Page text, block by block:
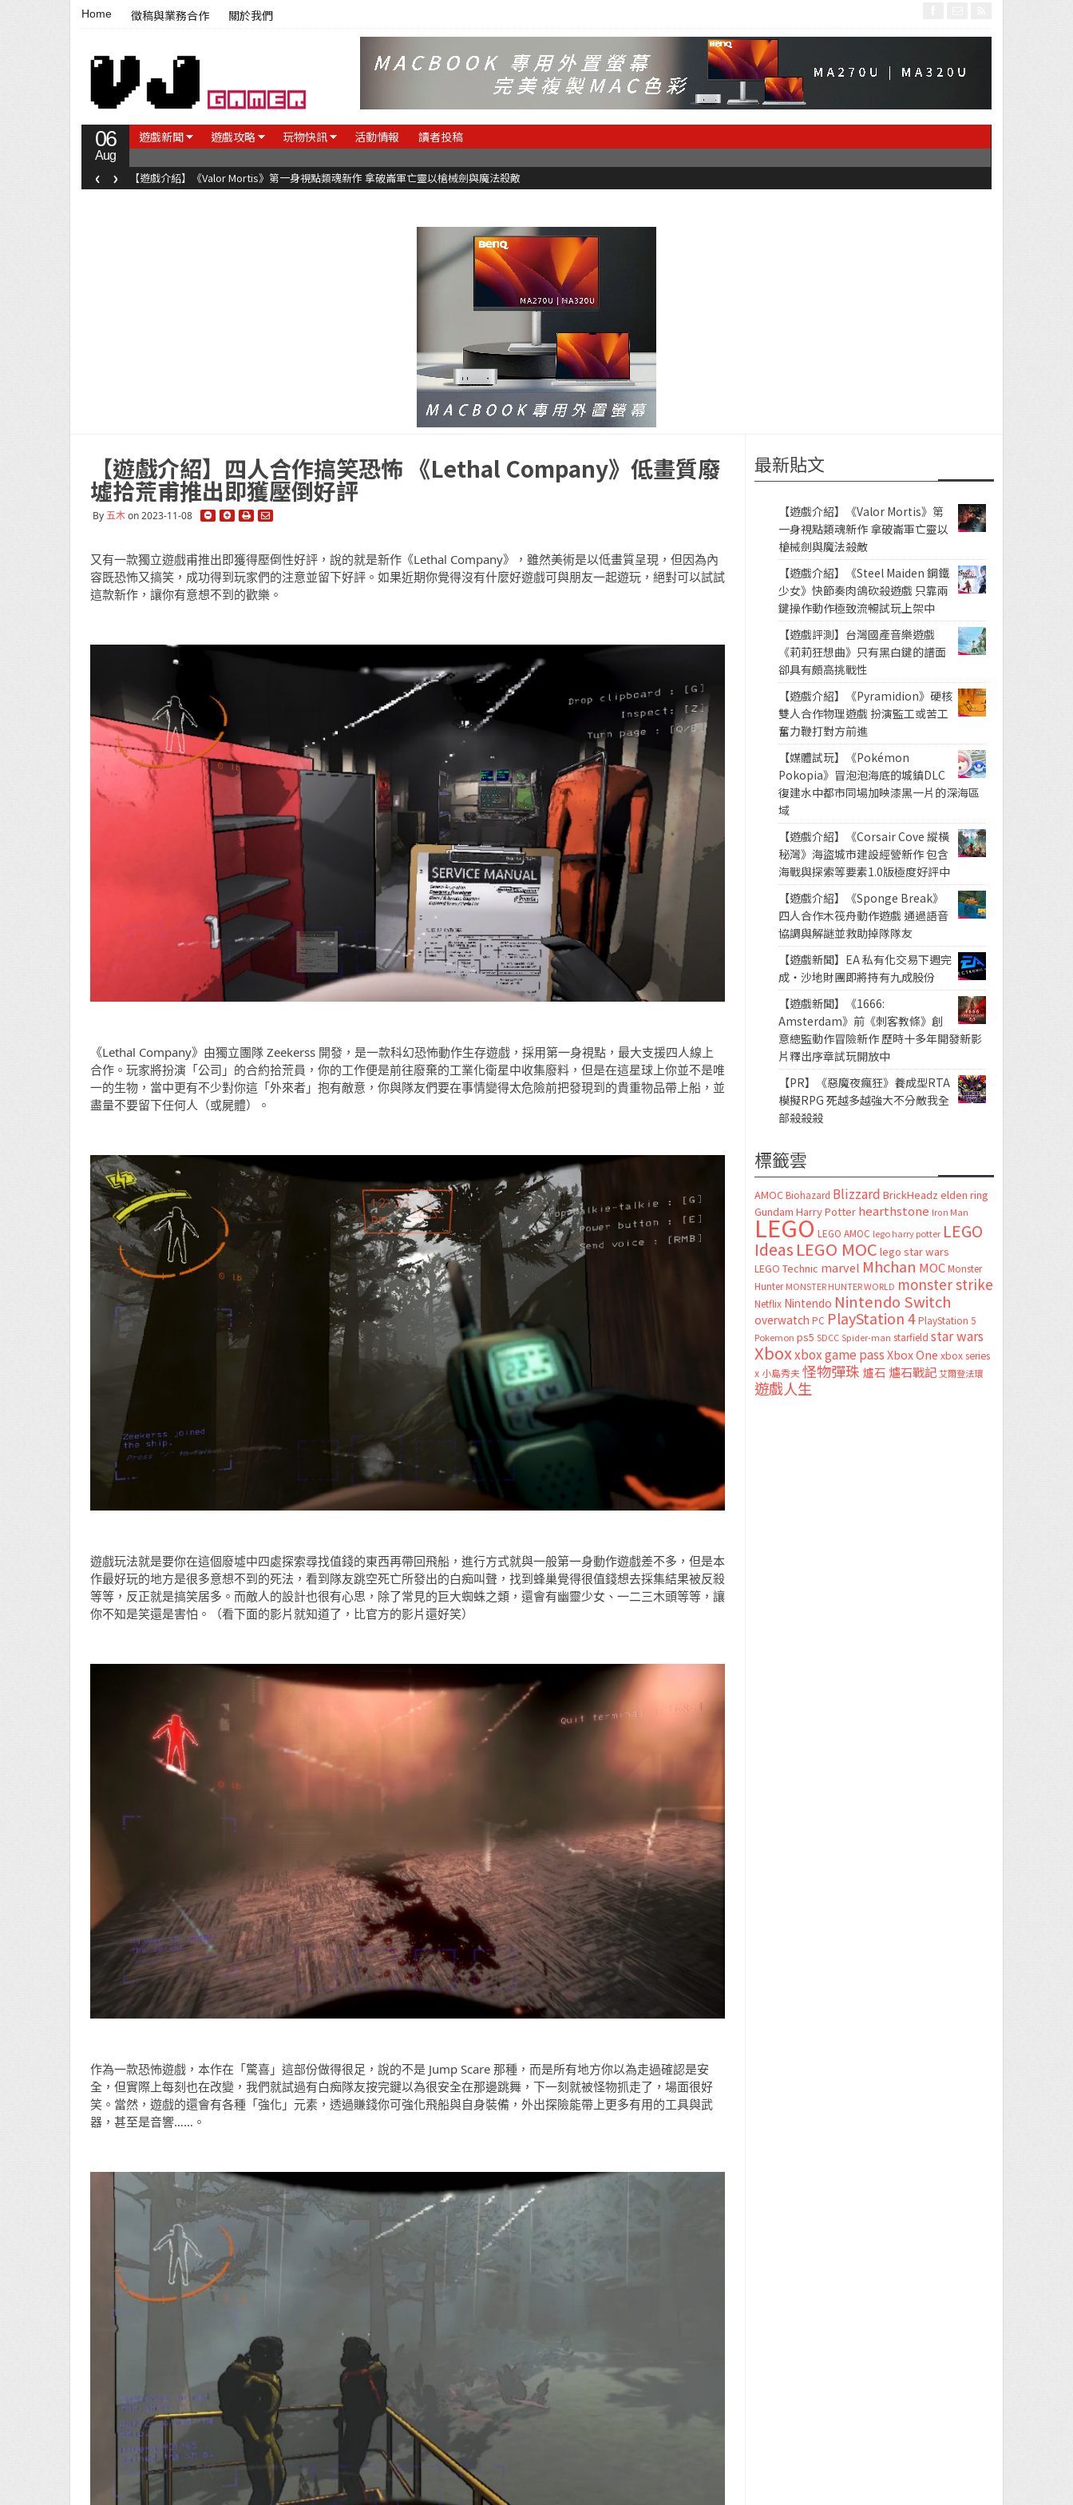
Home 徵稿與業務合作 關於我們
06
Aug
遊戲新聞 遊戲攻略 玩物快訊 活動情報 讀者投稿
【遊戲介紹】《Valor Mortis》第一身視點類魂新作 拿破崙軍亡靈以槍械劍與魔法殺敵
‹ ›
【遊戲介紹】四人合作搞笑恐怖 《Lethal Company》低畫質廢
墟拾荒甫推出即獲壓倒好評
By五木on 2023-11-08
又有一款獨立遊戲甫推出即獲得壓倒性好評，說的就是新作《Lethal Company》，雖然美術是以低畫質呈現，但因為內
容既恐怖又搞笑，成功得到玩家們的注意並留下好評。如果近期你覺得沒有什麼好遊戲可與朋友一起遊玩，絕對可以試試
這款新作，讓你有意想不到的歡樂。
《Lethal Company》由獨立團隊 Zeekerss 開發，是一款科幻恐怖動作生存遊戲，採用第一身視點，最大支援四人線上
合作。玩家將扮演「公司」的合約拾荒員，你的工作便是前往廢棄的工業化衛星中收集廢料，但是在這星球上你並不是唯
一的生物，當中更有不少對你這「外來者」抱有敵意，你與隊友們要在事情變得太危險前把發現到的貴重物品帶上船，並
盡量不要留下任何人（或屍體）。
遊戲玩法就是要你在這個廢墟中四處探索尋找值錢的東西再帶回飛船，進行方式就與一般第一身動作遊戲差不多，但是本
作最好玩的地方是很多意想不到的死法，看到隊友跳空死亡所發出的白痴叫聲，找到蜂巢覺得很值錢想去採集結果被反殺
等等，反正就是搞笑居多。而敵人的設計也很有心思，除了常見的巨大蜘蛛之類，還會有幽靈少女、一二三木頭等等，讓
你不知是笑還是害怕。（看下面的影片就知道了，比官方的影片還好笑）
作為一款恐怖遊戲，本作在「驚喜」這部份做得很足，說的不是 Jump Scare 那種，而是所有地方你以為走過確認是安
全，但實際上每刻也在改變，我們就試過有白痴隊友按完鍵以為很安全在那邊跳舞，下一刻就被怪物抓走了，場面很好
笑。當然，遊戲的還會有各種「強化」元素，透過賺錢你可強化飛船與自身裝備，外出探險能帶上更多有用的工具與武
器，甚至是音響……。
最新貼文
【遊戲介紹】《Valor Mortis》第
一身視點類魂新作 拿破崙軍亡靈以
槍械劍與魔法殺敵
【遊戲介紹】《Steel Maiden 鋼鐵
少女》快節奏肉鴿砍殺遊戲 只靠兩
鍵操作動作極致流暢試玩上架中
【遊戲評測】台灣國產音樂遊戲
《莉莉狂想曲》只有黑白鍵的譜面
卻具有頗高挑戰性
【遊戲介紹】《Pyramidion》硬核
雙人合作物理遊戲 扮演監工或苦工
奮力鞭打對方前進
【媒體試玩】《Pokémon
Pokopia》冒泡泡海底的城鎮DLC
復建水中都市同場加映漆黑一片的深海區
域
【遊戲介紹】《Corsair Cove 縱橫
秘灣》海盜城市建設經營新作 包含
海戰與探索等要素1.0版極度好評中
【遊戲介紹】《Sponge Break》
四人合作木筏舟動作遊戲 通過語音
協調與解謎並救助掉隊隊友
【遊戲新聞】EA 私有化交易下週完
成・沙地財團即將持有九成股份
【遊戲新聞】《1666:
Amsterdam》前《刺客教條》創
意總監動作冒險新作 歷時十多年開發新影
片釋出序章試玩開放中
【PR】《惡魔夜瘋狂》養成型RTA
模擬RPG 死越多越強大不分敵我全
部殺殺殺
標籤雲
AMOC Biohazard Blizzard BrickHeadz elden ring
Gundam Harry Potter hearthstone Iron Man
LEGO LEGO AMOC lego harry potter LEGO
Ideas LEGO MOC lego star wars
LEGO Technic marvel Mhchan MOC Monster
Hunter MONSTER HUNTER WORLD monster strike
Netflix Nintendo Nintendo Switch
overwatch PC PlayStation 4 PlayStation 5
Pokemon ps5 SDCC Spider-man starfield star wars
Xboxxbox game passXbox One xbox series
x 小島秀夫怪物彈珠 爐石 爐石戰記艾爾登法環
遊戲人生